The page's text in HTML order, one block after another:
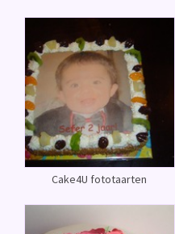
Cake4U fototaarten